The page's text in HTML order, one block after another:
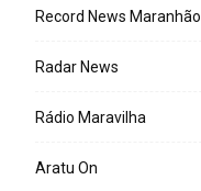
Record News Maranhão
Radar News
Rádio Maravilha
Aratu On